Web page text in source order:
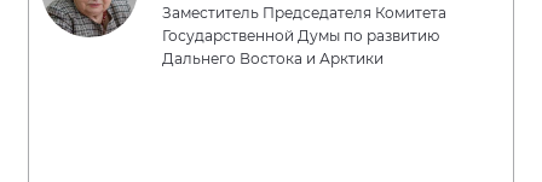
Заместитель Председателя Комитета
Государственной Думы по развитию
Дальнего Востока и Арктики